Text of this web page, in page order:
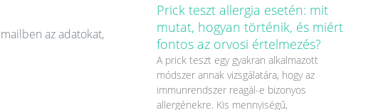
az adatokat,
Prick teszt allergia esetén: mit
mutat, hogyan történik, és miért
fontos az orvosi értelmezés?
A prick teszt egy gyakran alkalmazott
módszer annak vizsgálatára, hogy az
immunrendszer reagál-e bizonyos
allergénekre. Kis mennyiségű,